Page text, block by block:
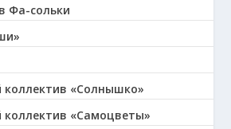
Фа-сольки
коллектив «Солнышко»
коллектив «Самоцветы»